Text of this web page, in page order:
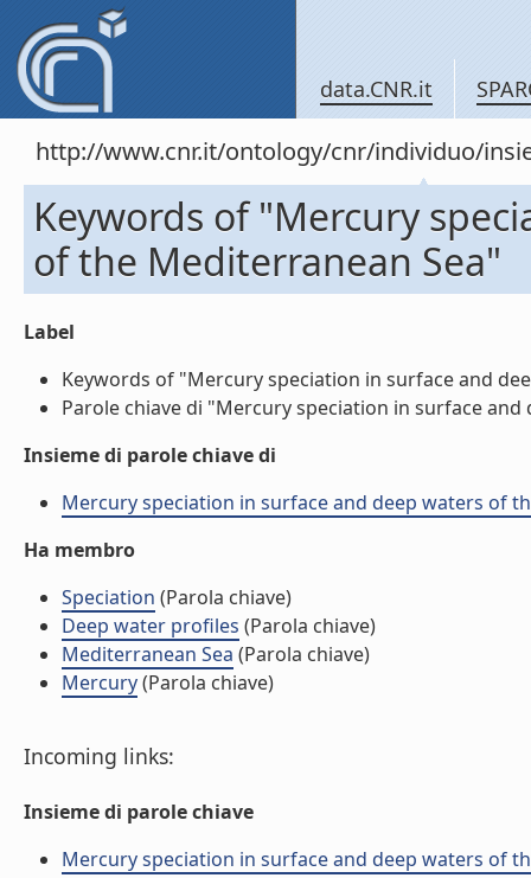
data.CNR.it
http://www.cnr.it/ontology/cnr/individuo/
Keywords of "Mercury
of the Mediterranean Sea"
Label
Keywords of "Mercury speciation in surface and
Parole chiave di "Mercury speciation in surface
Insieme di parole chiave di
Mercury speciation in surface and deep waters of
Ha membro
Speciation (Parola chiave)
Deep water profiles (Parola chiave)
Mediterranean Sea (Parola chiave)
Mercury(Parola chiave)
Incoming links:
Insieme di parole chiave
Mercury speciation in surface and deep waters of